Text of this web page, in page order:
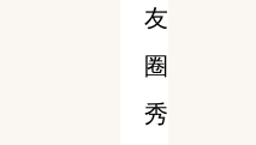
友
圈
秀